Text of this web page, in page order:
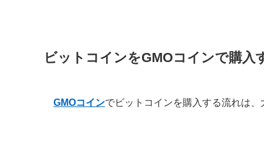
ビットコインをGMOコインで購入
GMOコインでビットコインを購入する流れは、